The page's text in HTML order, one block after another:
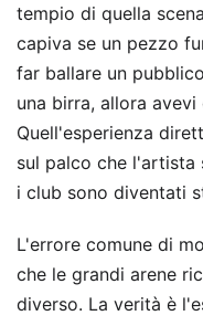
tempio di quella
capiva se un pezzo
far ballare un
una birra, allora
Quell'esperienza
sul palco che
i club sono diventati
L'errore comune di
che le grandi arene
diverso. La verità è